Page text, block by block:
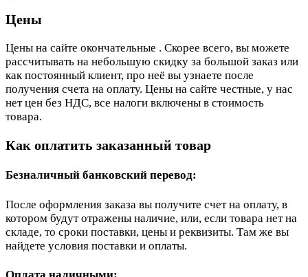
Цены
Цены на сайте окончательные . Скорее всего, вы можете
рассчитывать на небольшую скидку за большой заказ или
как постоянный клиент, про неё вы узнаете после
получения счета на оплату. Цены на сайте честные, у нас
нет цен без НДС, все налоги включены в стоимость
товара.
Как оплатить заказанный товар
Безналичный банковский перевод:
После оформления заказа вы получите счет на оплату, в
котором будут отражены наличие, или, если товара нет на
складе, то сроки поставки, цены и реквизиты. Там же вы
найдете условия поставки и оплаты.